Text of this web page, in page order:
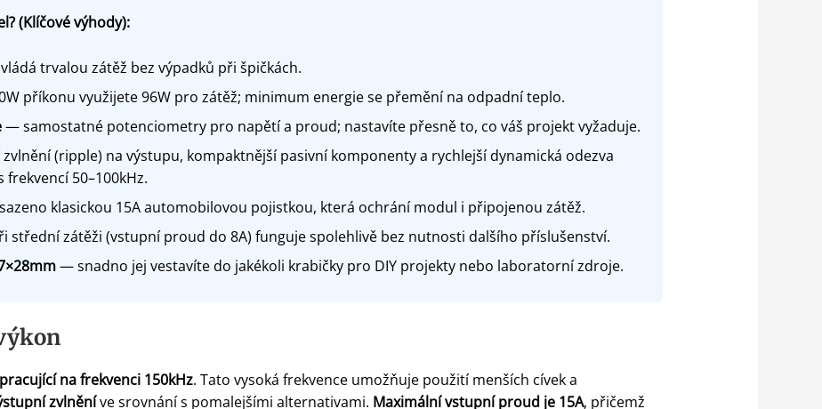
(Klíčové výhody):
trvalou zátěž bez výpadků při špičkách.
příkonu využijete 96W pro zátěž; minimum energie se přemění na odpadní teplo.
— samostatné potenciometry pro napětí a proud; nastavíte přesně to, co váš projekt vyžaduje.
(ripple) na výstupu, kompaktnější pasivní komponenty a rychlejší dynamická odezva
50–100kHz.
klasickou 15A automobilovou pojistkou, která ochrání modul i připojenou zátěž.
zátěži (vstupní proud do 8A) funguje spolehlivě bez nutnosti dalšího příslušenství.
— snadno jej vestavíte do jakékoli krabičky pro DIY projekty nebo laboratorní zdroje.
na frekvenci 150kHz. Tato vysoká frekvence umožňuje použití menších cívek a
zvlněníve srovnání s pomalejšími alternativami. Maximální vstupní proud je 15A, přičemž